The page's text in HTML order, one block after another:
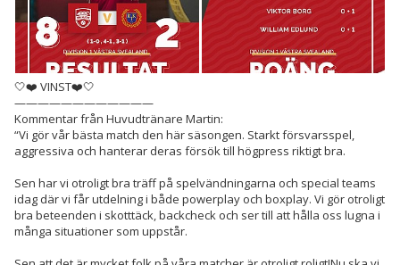
🤍❤️ VINST❤️🤍
————————————
Kommentar från Huvudtränare Martin:
“Vi gör vår bästa match den här säsongen. Starkt försvarsspel,
aggressiva och hanterar deras försök till högpress riktigt bra.
Sen har vi otroligt bra träff på spelvändningarna och special teams
idag där vi får utdelning i både powerplay och boxplay. Vi gör otroligt
bra beteenden i skotttäck, backcheck och ser till att hålla oss lugna i
många situationer som uppstår.